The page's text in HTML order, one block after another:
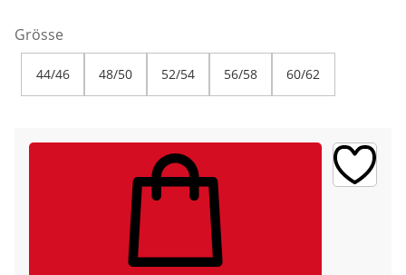
Grösse
44/46 48/50 52/54 56/58 60/62